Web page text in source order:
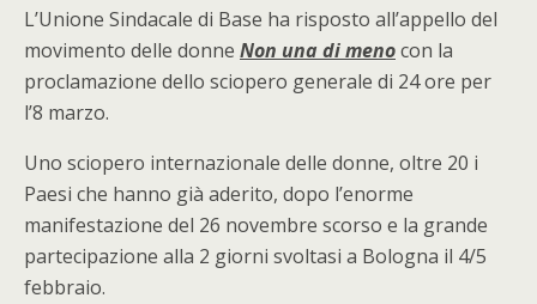
L’Unione Sindacale di Base ha risposto all’appello del
movimento delle donne Non una di menocon la
proclamazione dello sciopero generale di 24 ore per
l’8 marzo.
Uno sciopero internazionale delle donne, oltre 20 i
Paesi che hanno già aderito, dopo l’enorme
manifestazione del 26 novembre scorso e la grande
partecipazione alla 2 giorni svoltasi a Bologna il 4/5
febbraio.